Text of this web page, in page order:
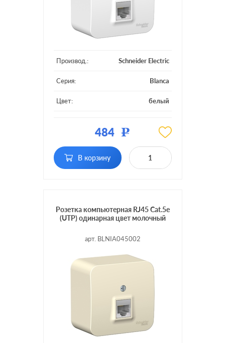
Производ.: Schneider Electric
Серия: Blanca
Цвет: белый
484 Р
В корзину
Розетка компьютерная RJ45 Cat.5e
(UTP) одинарная цвет молочный
арт. BLNIA045002